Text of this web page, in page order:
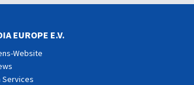
EUROPE E.V.
Website
Services